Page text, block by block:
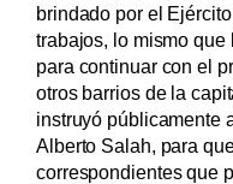
brindado por el
trabajos, lo mismo
para continuar con el
otros barrios de la
instruyó públicamente
Alberto Salah, para
correspondientes que